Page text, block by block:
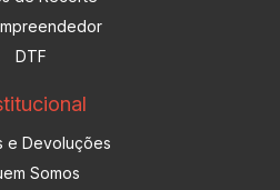
DTF
e Devoluções
Somos